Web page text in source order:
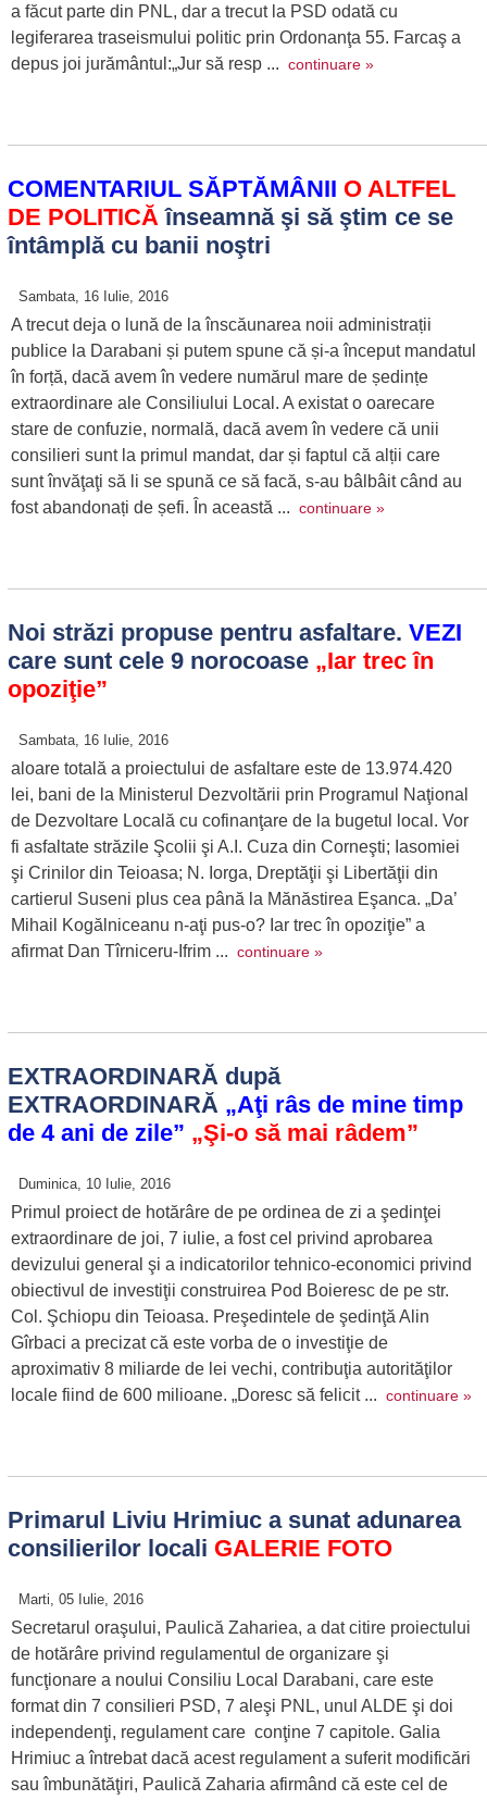
a făcut parte din PNL, dar a trecut la PSD odată cu
legiferarea traseismului politic prin Ordonanţa 55. Farcaş a
depus joi jurământul:„Jur să resp ... continuare »
COMENTARIUL SĂPTĂMÂNII O ALTFEL
DE POLITICĂînseamnă şi să ştim ce se
întâmplă cu banii noştri
Sambata, 16 Iulie, 2016
A trecut deja o lună de la înscăunarea noii administrații
publice la Darabani și putem spune că și-a început mandatul
în forță, dacă avem în vedere numărul mare de ședințe
extraordinare ale Consiliului Local. A existat o oarecare
stare de confuzie, normală, dacă avem în vedere că unii
consilieri sunt la primul mandat, dar și faptul că alții care
sunt învăţaţi să li se spună ce să facă, s-au bâlbâit când au
fost abandonați de șefi. În această ... continuare »
Noi străzi propuse pentru asfaltare. VEZI
care sunt cele 9 norocoase „Iar trec în
opoziţie”
Sambata, 16 Iulie, 2016
aloare totală a proiectului de asfaltare este de 13.974.420
lei, bani de la Ministerul Dezvoltării prin Programul Naţional
de Dezvoltare Locală cu cofinanţare de la bugetul local. Vor
fi asfaltate străzile Şcolii şi A.I. Cuza din Corneşti; Iasomiei
şi Crinilor din Teioasa; N. Iorga, Dreptăţii şi Libertăţii din
cartierul Suseni plus cea până la Mănăstirea Eşanca. „Da’
Mihail Kogălniceanu n-aţi pus-o? Iar trec în opoziţie” a
afirmat Dan Tîrniceru-Ifrim ... continuare »
EXTRAORDINARĂ după
EXTRAORDINARĂ „Aţi râs de mine timp
de 4 ani de zile” „Şi-o să mai râdem”
Duminica, 10 Iulie, 2016
Primul proiect de hotărâre de pe ordinea de zi a şedinţei
extraordinare de joi, 7 iulie, a fost cel privind aprobarea
devizului general şi a indicatorilor tehnico-economici privind
obiectivul de investiţii construirea Pod Boieresc de pe str.
Col. Şchiopu din Teioasa. Preşedintele de şedinţă Alin
Gîrbaci a precizat că este vorba de o investiţie de
aproximativ 8 miliarde de lei vechi, contribuţia autorităţilor
locale fiind de 600 milioane. „Doresc să felicit ... continuare »
Primarul Liviu Hrimiuc a sunat adunarea
consilierilor locali GALERIE FOTO
Marti, 05 Iulie, 2016
Secretarul oraşului, Paulică Zahariea, a dat citire proiectului
de hotărâre privind regulamentul de organizare şi
funcţionare a noului Consiliu Local Darabani, care este
format din 7 consilieri PSD, 7 aleşi PNL, unul ALDE şi doi
independenţi, regulament care conţine 7 capitole. Galia
Hrimiuc a întrebat dacă acest regulament a suferit modificări
sau îmbunătăţiri, Paulică Zaharia afirmând că este cel de